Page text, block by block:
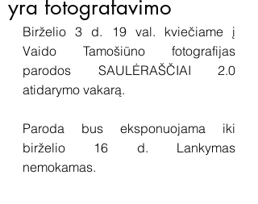
yra fotografavimo
Birželio 3 d. 19 val. kviečiame į
Vaido Tamošiūno fotografijas
parodos SAULĖRAŠČIAI 2.0
atidarymo vakarą.
Paroda bus eksponuojama iki
birželio 16 d. Lankymas
nemokamas.